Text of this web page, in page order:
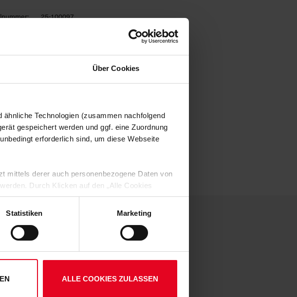
Über Cookies
Technologien (zusammen nachfolgend
gespeichert werden und ggf. eine Zuordnung
erforderlich sind, um diese Webseite
mittels derer auch personenbezogene Daten von
Durch Klicken auf den „Alle Cookies
und der entsprechenden Verarbeitung Ihrer
§ 25 Abs. 1 TDDDG, Art. 6 Abs. 1 lit. a DSGVO
Cookies eingesetzt. Ihre etwaig erteilten
Statistiken Marketing
ALLE COOKIES ZULASSEN
25-100097
GEFALLEN
SHOP